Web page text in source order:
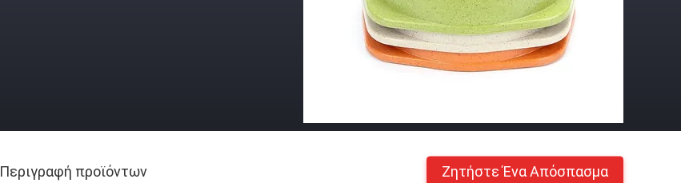
Περιγραφή προϊόντων Ζητήστε Ένα Απόσπασμα